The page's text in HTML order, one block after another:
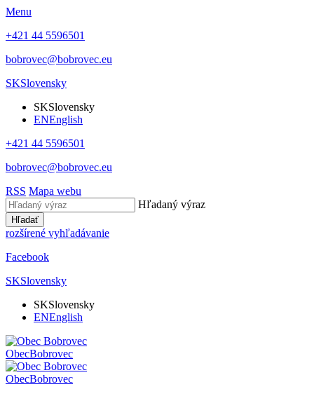
Menu
+421 44 5596501
bobrovec@bobrovec.eu
SKSlovensky
SKSlovensky
ENEnglish
+421 44 5596501
bobrovec@bobrovec.eu
RSS Mapa webu
Hľadaný výraz
Hľadať
rozšírené vyhľadávanie
Facebook
SKSlovensky
SKSlovensky
ENEnglish
ObecBobrovec
ObecBobrovec